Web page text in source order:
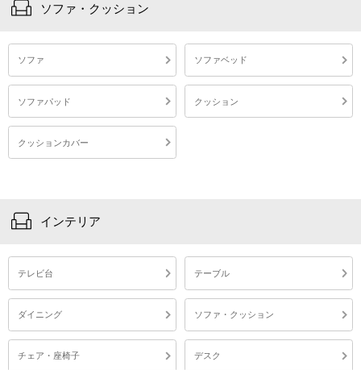
ソファ・クッション
ソファ ソファベッド
ソファパッド クッション
クッションカバー
インテリア
テレビ台 テーブル
ダイニング ソファ・クッション
チェア・座椅子 デスク